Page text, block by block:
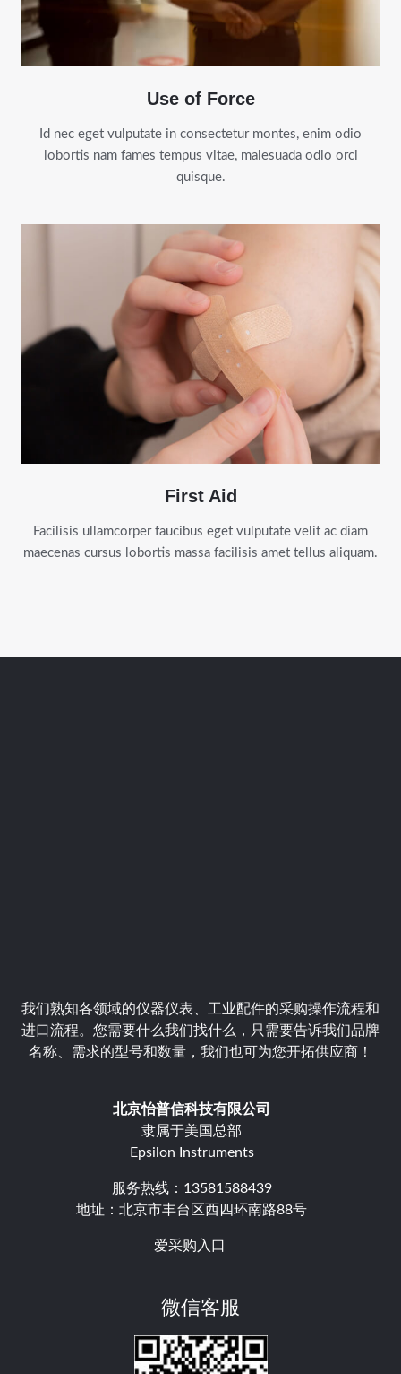
Use of Force
Id nec eget vulputate in consectetur montes, enim odio
lobortis nam fames tempus vitae, malesuada odio orci
quisque.
First Aid
Facilisis ullamcorper faucibus eget vulputate velit ac diam
maecenas cursus lobortis massa facilisis amet tellus aliquam.
我们熟知各领域的仪器仪表、工业配件的采购操作流程和
进口流程。您需要什么我们找什么，只需要告诉我们品牌
名称、需求的型号和数量，我们也可为您开拓供应商！
北京怡普信科技有限公司
隶属于美国总部
Epsilon Instruments
服务热线：13581588439
地址：北京市丰台区西四环南路88号
爱采购入口
微信客服